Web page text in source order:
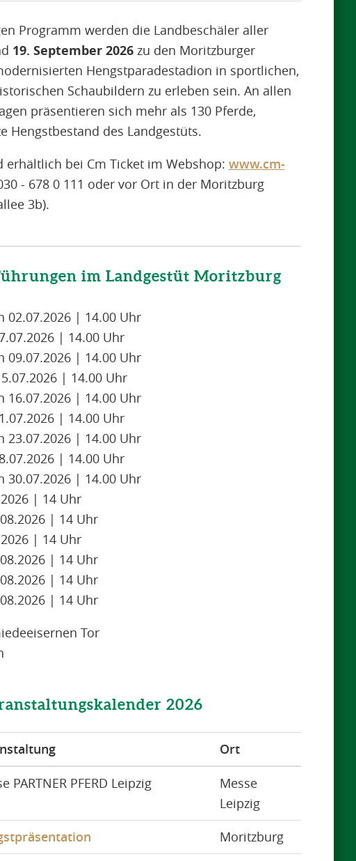
Programm werden die Landbeschäler aller
19. September 2026zu den Moritzburger
Hengstparadestadion in sportlichen,
Schaubildern zu erleben sein. An allen
präsentieren sich mehr als 130 Pferde,
Hengstbestand des Landgestüts.
erhältlich bei Cm Ticket im Webshop: www.cm-
- 678 0 111 oder vor Ort in der Moritzburg
3b).
im Landgestüt Moritzburg
02.07.2026 | 14.00 Uhr
| 14.00 Uhr
09.07.2026 | 14.00 Uhr
| 14.00 Uhr
16.07.2026 | 14.00 Uhr
| 14.00 Uhr
23.07.2026 | 14.00 Uhr
| 14.00 Uhr
30.07.2026 | 14.00 Uhr
| 14 Uhr
| 14 Uhr
| 14 Uhr
| 14 Uhr
| 14 Uhr
| 14 Uhr
Tor
2026
Ort
PARTNER PFERD Leipzig
Messe
Leipzig
Moritzburg